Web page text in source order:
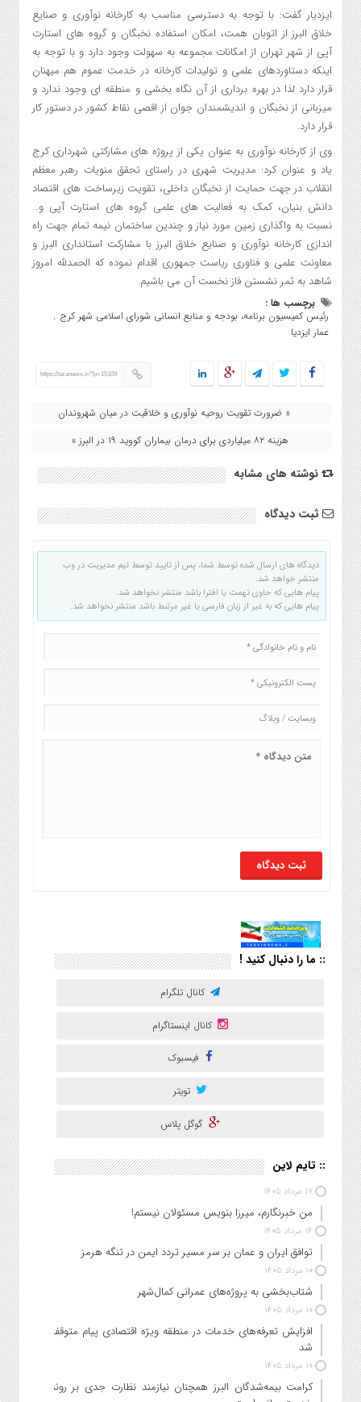
ایزدیار گفت: با توجه به دسترسی مناسب به کارخانه نوآوری و صنایع
خلاق البرز از اتوبان همت، امکان استفاده نخبگان و گروه های استارت
آپی از شهر تهران از امکانات مجموعه به سهولت وجود دارد و با توجه به
اینکه دستاوردهای علمی و تولیدات کارخانه در خدمت عموم هم میهنان
قرار دارد لذا در بهره برداری از آن نگاه بخشی و منطقه ای وجود ندارد و
میزبانی از نخبگان و اندیشمندان جوان از اقصی نقاط کشور در دستور کار
قرار دارد.
وی از کارخانه نوآوری به عنوان یکی از پروژه های مشارکتی شهرداری کرج
یاد و عنوان کرد: مدیریت شهری در راستای تحقق منویات رهبر معظم
انقلاب در جهت حمایت از نخبگان داخلی، تقویت زیرساخت های اقتصاد
دانش بنیان، کمک به فعالیت های علمی گروه های استارت آپی و…
نسبت به واگذاری زمین مورد نیاز و چندین ساختمان نیمه تمام جهت راه
اندازی کارخانه نوآوری و صنایع خلاق البرز با مشارکت استانداری البرز و
معاونت علمی و فناوری ریاست جمهوری اقدام نموده که الحمدلله امروز
شاهد به ثمر نشستن فاز نخست آن می باشیم.
برچسب ها :
رئیس کمیسیون برنامه، بودجه و منابع انسانی شورای اسلامی شهر کرج ,
عمار ایزدیا
https://taranews.ir/?p=15109
« ضرورت تقویت روحیه نوآوری و خلاقیت در میان شهروندان
هزینه ۸۲ میلیاردی برای درمان بیماران کووید ۱۹ در البرز »
نوشته های مشابه
ثبت دیدگاه
دیدگاه های ارسال شده توسط شما، پس از تایید توسط تیم مدیریت در وب
منتشر خواهد شد.
پیام هایی که حاوی تهمت یا افترا باشد منتشر نخواهد شد.
پیام هایی که به غیر از زبان فارسی یا غیر مرتبط باشد منتشر نخواهد شد.
:: ما را دنبال کنید !
کانال تلگرام
کانال اینستاگرام
فیسبوک
تویتر
گوگل پلاس
:: تایم لاین
۱۷ مرداد ۱۴۰۵
من خبرنگارم، میرزا بنویس مسئولان نیستم!
۱۴ مرداد ۱۴۰۵
توافق ایران و عمان بر سر مسیر تردد ایمن در تنگه هرمز
۱۰ مرداد ۱۴۰۵
شتاب‌بخشی به پروژه‌های عمرانی کمال‌شهر
۱۰ مرداد ۱۴۰۵
افزایش تعرفه‌های خدمات در منطقه ویژه اقتصادی پیام متوقف
شد
۱۰ مرداد ۱۴۰۵
کرامت بیمه‌شدگان البرز همچنان نیازمند نظارت جدی بر روند